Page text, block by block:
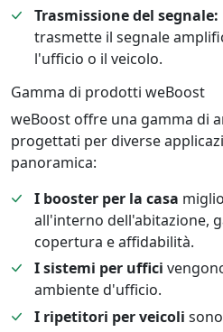
Trasmissione del segnale:
trasmette il segnale
l'ufficio o il veicolo.
Gamma di prodotti weBoost
weBoost offre una gamma di
progettati per diverse
panoramica:
I booster per la casa
all'interno dell'abitazione,
copertura e affidabilità.
I sistemi per uffici
ambiente d'ufficio.
I ripetitori per veicoli